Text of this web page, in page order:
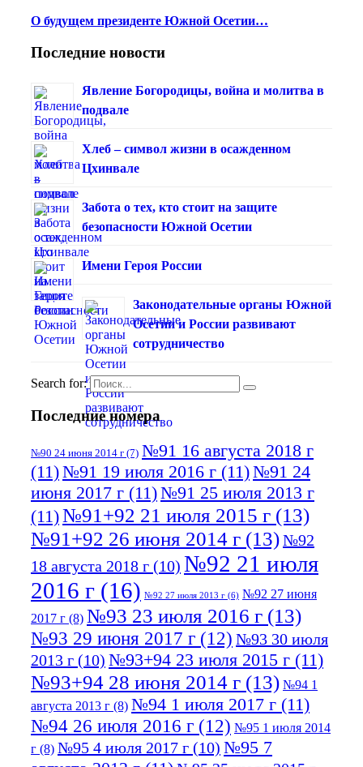
О будущем президенте Южной Осетии…
Последние новости
Явление Богородицы, война и молитва в
подвале
Хлеб – символ жизни в осажденном
Цхинвале
Забота о тех, кто стоит на защите
безопасности Южной Осетии
Имени Героя России
Законодательные органы Южной
Осетии и России развивают
сотрудничество
Search for:
Последние номера
№90 24 июня 2014 г (7) №91 16 августа 2018 г
(11)№91 19 июля 2016 г (11)№91 24
июня 2017 г (11)№91 25 июля 2013 г
(11)№91+92 21 июля 2015 г (13)
№91+92 26 июня 2014 г (13)№92
18 августа 2018 г (10) №92 21 июля
2016 г (16) №92 27 июля 2013 г (6) №92 27 июня
2017 г (8) №93 23 июля 2016 г (13)
№93 29 июня 2017 г (12) №93 30 июля
2013 г (10) №93+94 23 июля 2015 г (11)
№93+94 28 июня 2014 г (13) №94 1
августа 2013 г (8) №94 1 июля 2017 г (11)
№94 26 июля 2016 г (12) №95 1 июля 2014
г (8) №95 4 июля 2017 г (10) №95 7